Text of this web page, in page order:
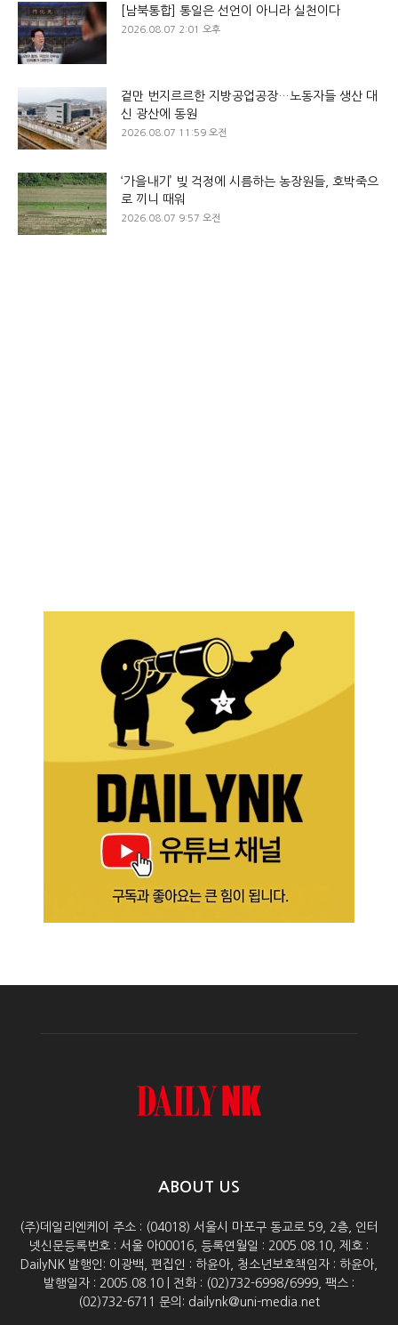
[남북통합] 통일은 선언이 아니라 실천이다
2026.08.07 2:01 오후
겉만 번지르르한 지방공업공장…노동자들 생산 대
신 광산에 동원
2026.08.07 11:59 오전
‘가을내기’ 빚 걱정에 시름하는 농장원들, 호박죽으
로 끼니 때워
2026.08.07 9:57 오전
ABOUT US
(주)데일리엔케이 주소 : (04018) 서울시 마포구 동교로 59, 2층, 인터
넷신문등록번호 : 서울 아00016, 등록연월일 : 2005.08.10, 제호 :
DailyNK 발행인: 이광백, 편집인 : 하윤아, 청소년보호책임자 : 하윤아,
발행일자 : 2005.08.10 | 전화 : (02)732-6998/6999, 팩스 :
(02)732-6711 문의: dailynk@uni-media.net